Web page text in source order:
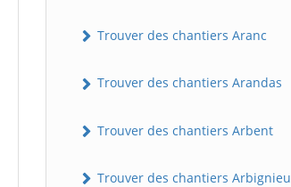
Trouver des chantiers Aranc
Trouver des chantiers Arandas
Trouver des chantiers Arbent
Trouver des chantiers Arbignieu